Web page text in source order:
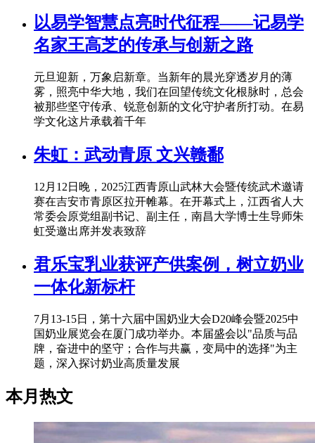
以易学智慧点亮时代征程——记易学
名家王高芝的传承与创新之路
元旦迎新，万象启新章。当新年的晨光穿透岁月的薄
雾，照亮中华大地，我们在回望传统文化根脉时，总会
被那些坚守传承、锐意创新的文化守护者所打动。在易
学文化这片承载着千年
朱虹：武动青原 文兴赣鄱
12月12日晚，2025江西青原山武林大会暨传统武术邀请
赛在吉安市青原区拉开帷幕。在开幕式上，江西省人大
常委会原党组副书记、副主任，南昌大学博士生导师朱
虹受邀出席并发表致辞
君乐宝乳业获评产供案例，树立奶业
一体化新标杆
7月13-15日，第十六届中国奶业大会D20峰会暨2025中
国奶业展览会在厦门成功举办。本届盛会以"品质与品
牌，奋进中的坚守；合作与共赢，变局中的选择"为主
题，深入探讨奶业高质量发展
本月热文